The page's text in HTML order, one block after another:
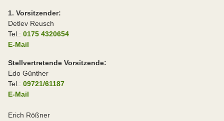
1. Vorsitzender:
Detlev Reusch
Tel.: 0175 4320654
E-Mail
Stellvertretende Vorsitzende:
Edo Günther
Tel.: 09721/61187
E-Mail
Erich Rößner